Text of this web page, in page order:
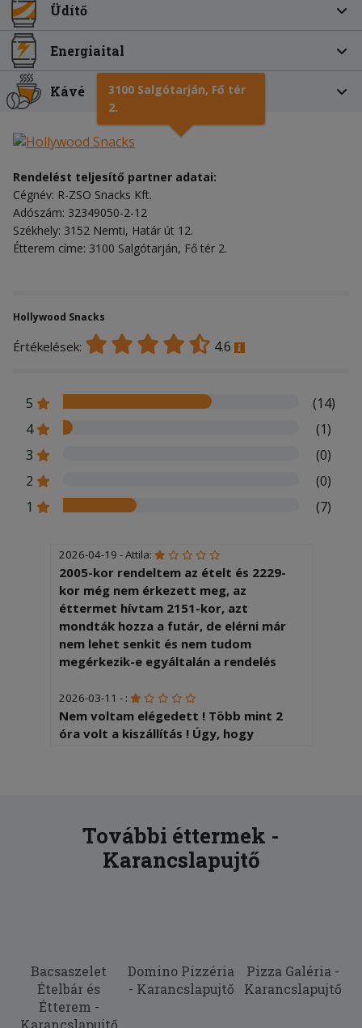
Üdítő
Energiaital
Kávé
3100 Salgótarján, Fő tér
2.
Rendelést teljesítő partner adatai:
Cégnév: R-ZSO Snacks Kft.
Adószám: 32349050-2-12
Székhely: 3152 Nemti, Határ út 12.
Étterem címe: 3100 Salgótarján, Fő tér 2.
Hollywood Snacks
Értékelések: 4.6
5
(14)
4
(1)
3
(0)
2
(0)
1
(7)
2026-04-19 - Attila:
2005-kor rendeltem az ételt és 2229-
kor még nem érkezett meg, az
éttermet hívtam 2151-kor, azt
mondták hozza a futár, de elérni már
nem lehet senkit és nem tudom
megérkezik-e egyáltalán a rendelés
2026-03-11 - :
Nem voltam elégedett ! Több mint 2
óra volt a kiszállítás ! Úgy, hogy
tál nagyon finom, csak ajánlani tudom.
2025-10-29 - Szilvia:
Nagyon finom volt
2025-10-03 - Szabina:
Nagyon lassú kiszállítás, hidegen
További éttermek -
Karancslapujtő
Bacsaszelet
Ételbár és
Étterem -
Karancslapujtő
Domino Pizzéria
- Karancslapujtő
Pizza Galéria -
Karancslapujtő